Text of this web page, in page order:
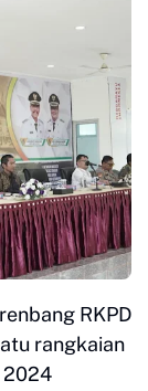
RKPD
rangkaian
2024